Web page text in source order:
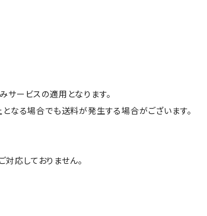
ービスの適用となります。
なる場合でも送料が発生する場合がございます。
応しておりません。